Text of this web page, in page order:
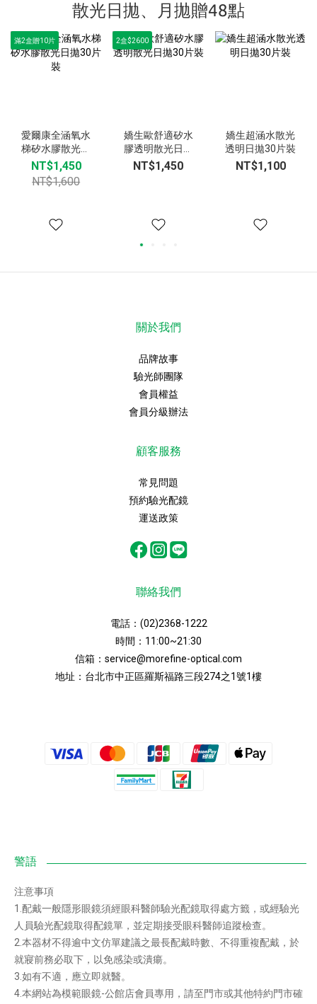
散光日拋、月拋贈48點
滿2盒贈10片
愛爾康全涵氧水
梯矽水膠散光日
拋30片裝
NT$1,450
NT$1,600
2盒$2600
嬌生歐舒適矽水
膠透明散光日拋
30片裝
NT$1,450
嬌生超涵水散光
透明日拋30片裝
NT$1,100
關於我們
品牌故事
驗光師團隊
會員權益
會員分級辦法
顧客服務
常見問題
預約驗光配鏡
運送政策
聯絡我們
電話： (02)2368-1222
時間：11:00~21:30
信箱： service@morefine-optical.com
地址： 台北市中正區羅斯福路三段274之1號1樓
注意事項
1.配戴一般隱形眼鏡須經眼科醫師驗光配鏡取得處方籤，或經驗光
人員驗光配鏡取得配鏡單，並定期接受眼科醫師追蹤檢查。
2.本器材不得逾中文仿單建議之最長配戴時數、不得重複配戴，於
就寢前務必取下，以免感染或潰瘍。
3.如有不適，應立即就醫。
4.本網站為模範眼鏡-公館店會員專用，請至門市或其他特約門市確